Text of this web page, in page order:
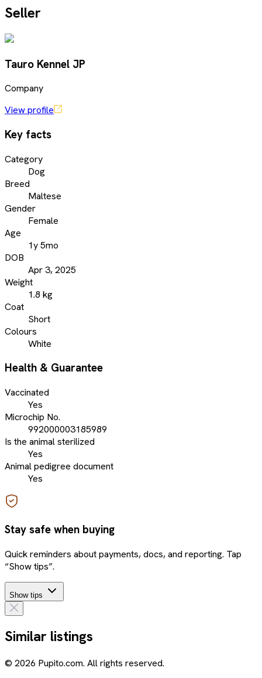
Seller
Tauro Kennel JP
Company
View profile
Key facts
Category
Dog
Breed
Maltese
Gender
Female
Age
1y 5mo
DOB
Apr 3, 2025
Weight
1.8 kg
Coat
Short
Colours
White
Health & Guarantee
Vaccinated
Yes
Microchip No.
992000003185989
Is the animal sterilized
Yes
Animal pedigree document
Yes
Stay safe when buying
Quick reminders about payments, docs, and reporting. Tap
“Show tips”.
Show tips
Similar listings
© 2026 Pupito.com. All rights reserved.